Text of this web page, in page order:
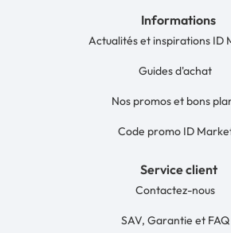
Informations
Actualités et inspirations ID
Guides d'achat
Nos promos et bons
Code promo ID
Service client
Contactez-nous
SAV, Garantie et FAQ